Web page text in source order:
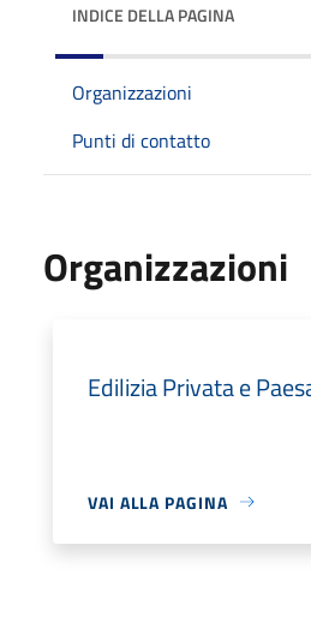
INDICE DELLA PAGINA
Organizzazioni
Punti di contatto
Organizzazioni
Edilizia Privata e
VAI ALLA PAGINA